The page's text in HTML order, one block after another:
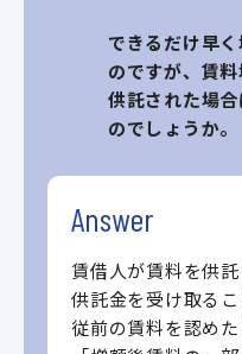
できるだけ早
のですが、賃
供託された場
のでしょうか。
Answer
賃借人が賃料を供
供託金を受け取るこ
従前の賃料を認めた